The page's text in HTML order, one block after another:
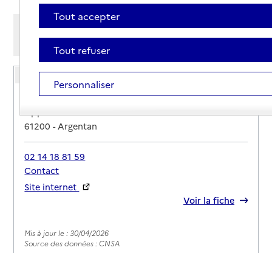
Afficher les résultats par:
CLIC Centre Orne - Antenne Argentan
Adresse
9 rue Charlotte Corday - Résidence La Noë -
61200-Argentan
02 14 18 81 59
Contact
Site internet
Voir la fiche
Mis à jour le : 30/04/2026
Source des données : CNSA
Tout accepter
Tout refuser
Personnaliser